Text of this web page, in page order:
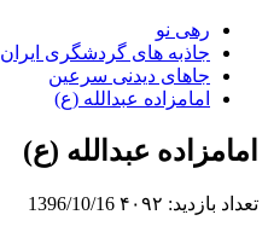
رهی نو
جاذبه های گردشگری ایران
جاهای دیدنی سرعین
امامزاده عبدالله (ع)
امامزاده عبدالله (ع)
تعداد بازدید: ۴۰۹۲ 1396/10/16